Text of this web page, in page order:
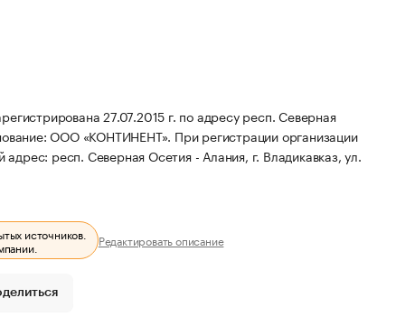
27.07.2015 г. по адресу респ. Северная
ООО «КОНТИНЕНТ». При регистрации организации
респ. Северная Осетия - Алания, г. Владикавказ, ул.
источников. Редактировать описание